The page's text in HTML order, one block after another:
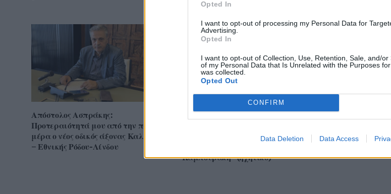
Opted In
I want to opt-out of processing my Personal Data for
Advertising.
Opted In
I want to opt-out of Collection, Use, Retention, Sale, and/or
of my Personal Data that Is Unrelated with the Purposes
was collected.
Opted Out
CONFIRM
Data Deletion Data Access
Απόστολος Ασπράκης:
Προτεραιότητά μου από την πρώτη
μέρα ο νέος οδικός άξονας Καλλιθέας
– Εθνικής Ρόδου-Λίνδου
Σπύρος Σπυρόπουλος: “Αφήνεις να
πολλά λόγια – Αρμονική η
Καμπουράκη” (ηχητικό)
Activists
Paris